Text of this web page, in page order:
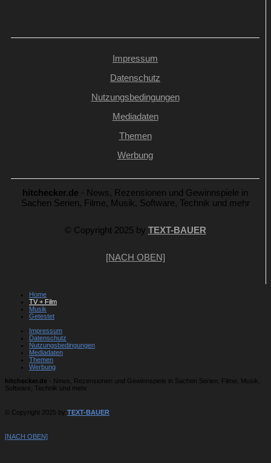
Impressum
Datenschutz
Nutzungsbedingungen
Mediadaten
Themen
Werbung
hitchecker.de - News, Rezensionen und Gewinnspiele in
Sachen Serien, Filme, Musik, Software, Technik und mehr
© Copyright 2025 by TEXT-BAUER
[NACH OBEN]
Home
TV + Film
Musik
Getestet
Impressum
Datenschutz
Nutzungsbedingungen
Mediadaten
Themen
Werbung
hitchecker.de - News, Rezensionen und Gewinnspiele in Sachen Serien, Filme, Musik,
Software, Technik und mehr
© Copyright 2025 by TEXT-BAUER
[NACH OBEN]